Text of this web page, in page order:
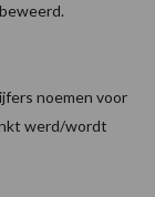
noemen voor
werd/wordt